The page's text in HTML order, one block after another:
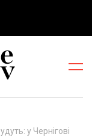
у Чернігові